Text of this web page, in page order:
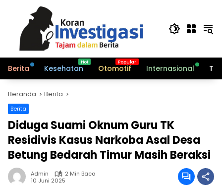
Berita Kesehatan Otomotif Internasional
Beranda Berita
Berita
Diduga Suami Oknum Guru TK
Residivis Kasus Narkoba Asal Desa
Betung Bedarah Timur Masih Beraksi
Admin
2 Min Baca
10 Juni 2025